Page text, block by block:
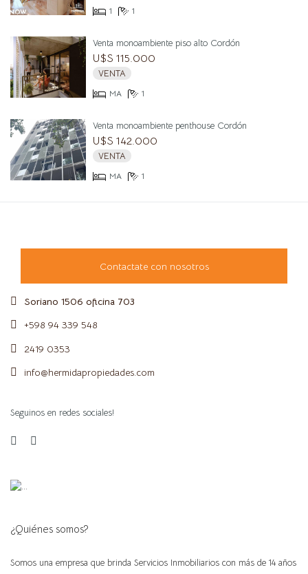
1 1
Venta monoambiente piso alto Cordón
U$S 115.000
VENTA
MA 1
Venta monoambiente penthouse Cordón
U$S 142.000
VENTA
MA 1
Contactate con nosotros
Soriano 1506 oficina 703
+598 94 339 548
2419 0353
info@hermidapropiedades.com
Seguinos en redes sociales!
¿Quiénes somos?
Somos una empresa que brinda Servicios Inmobiliarios con más de 14 años